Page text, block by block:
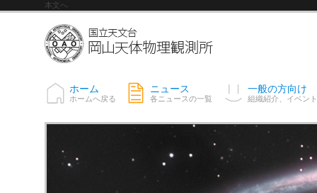
本文へ
ホーム
ホームへ戻る
ニュース
各ニュースの一覧
一般の方向け
組織紹介、イベン